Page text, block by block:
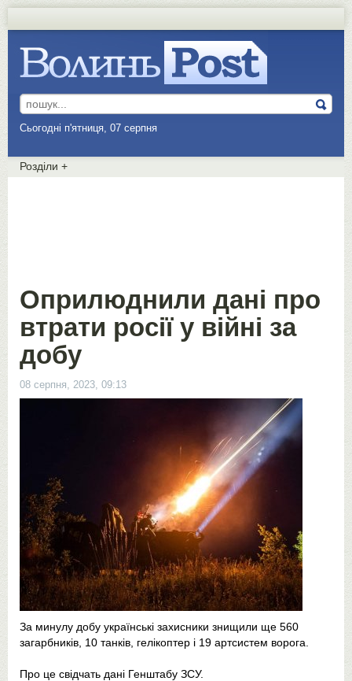
Сьогодні п'ятниця, 07 серпня
Розділи +
Оприлюднили дані про
втрати росії у війні за
добу
08 серпня, 2023, 09:13
За минулу добу українські захисники знищили ще 560
загарбників, 10 танків, гелікоптер і 19 артсистем ворога.
Про це свідчать дані Генштабу ЗСУ.